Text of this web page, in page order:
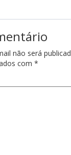
não será
com *